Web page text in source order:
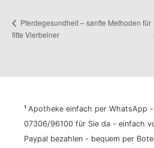
Pferdegesundheit – sanfte Methoden für
fitte Vierbeiner
¹ Apotheke einfach per WhatsApp
07306/96100 für Sie da - einfach
Paypal bezahlen - bequem per